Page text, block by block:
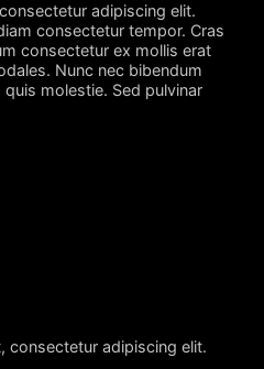
adipiscing elit.
consectetur tempor. Cras
consectetur ex mollis erat
Nunc nec bibendum
molestie. Sed pulvinar
consectetur adipiscing elit.